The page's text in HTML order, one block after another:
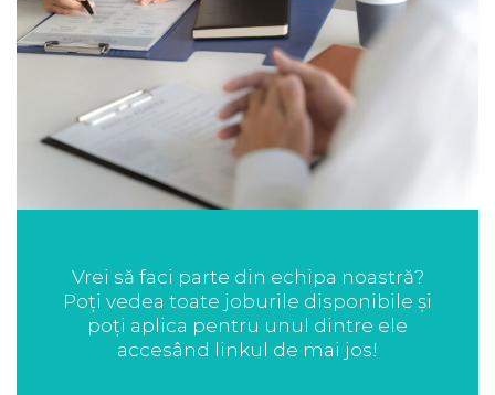
Vrei să faci parte din echipa noastră?
Poți vedea toate joburile disponibile și
poți aplica pentru unul dintre ele
accesând linkul de mai jos!